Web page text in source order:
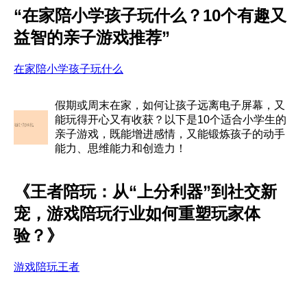
“在家陪小学孩子玩什么？10个有趣又
益智的亲子游戏推荐”
在家陪小学孩子玩什么
假期或周末在家，如何让孩子远离电子屏幕，又
能玩得开心又有收获？以下是10个适合小学生的
亲子游戏，既能增进感情，又能锻炼孩子的动手
能力、思维能力和创造力！
《王者陪玩：从“上分利器”到社交新
宠，游戏陪玩行业如何重塑玩家体
验？》
游戏陪玩王者